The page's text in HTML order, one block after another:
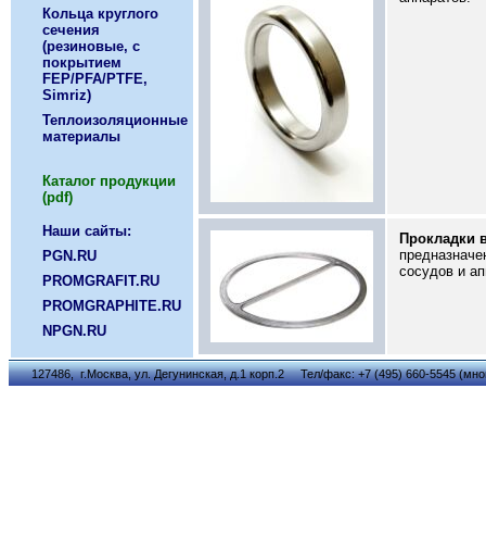
Кольца круглого
сечения
(резиновые, с
покрытием
FEP/PFA/PTFE,
Simriz)
Теплоизоляционные
материалы
Каталог продукции
(pdf)
Наши сайты:
PGN.RU
PROMGRAFIT.RU
PROMGRAPHITE.RU
NPGN.RU
Прокладки
сосудов и
127486, г.Москва, ул. Дегунинская, д.1 корп.2 Тел/факс: +7 (495) 660-5545